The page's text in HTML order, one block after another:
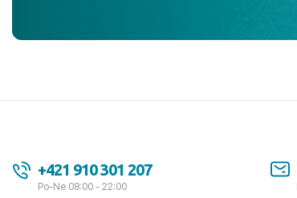
+421 910 301 207
Po-Ne 08:00 - 22:00